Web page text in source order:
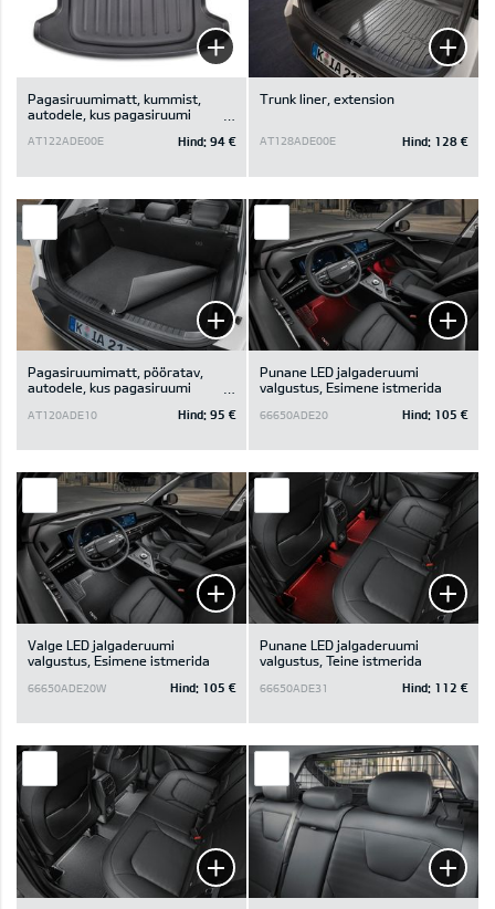
Pagasiruumimatt, kummist,
autodele, kus pagasiruumi
AT122ADE00E Hind: 94 €
Trunk liner, extension
AT128ADE00E Hind: 128 €
Pagasiruumimatt, pööratav,
autodele, kus pagasiruumi
AT120ADE10 Hind: 95 €
Punane LED jalgaderuumi
valgustus, Esimene istmerida
66650ADE20 Hind: 105 €
Valge LED jalgaderuumi
valgustus, Esimene istmerida
66650ADE20W Hind: 105 €
Punane LED jalgaderuumi
valgustus, Teine istmerida
66650ADE31 Hind: 112 €